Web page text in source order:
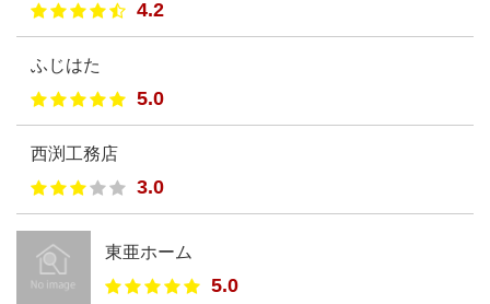
4.2
ふじはた
5.0
西渕工務店
3.0
東亜ホーム
5.0